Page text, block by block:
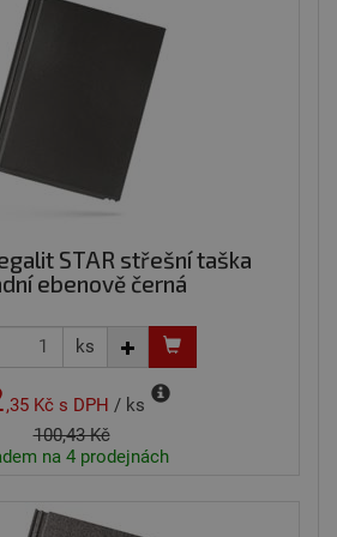
STAR střešní taška
ebenově černá
ks
,35 Kč s DPH / ks
100,43 Kč
na 4 prodejnách